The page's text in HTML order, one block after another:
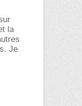
la
Je